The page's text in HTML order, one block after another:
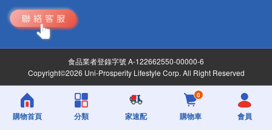
食品業者登錄字號 A-122662550-00000-6
Copyright©2026 Uni-Prosperity Lifestyle Corp. All Right Reserved
購物首頁 分類 家速配
0
購物車 會員